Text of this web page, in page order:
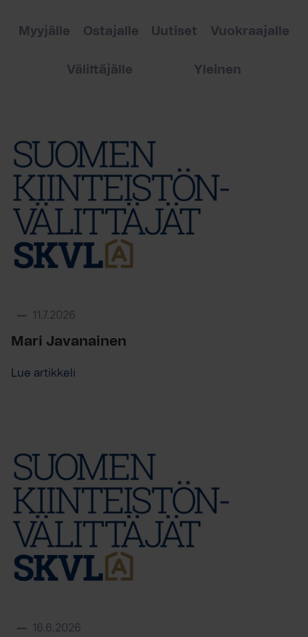
Myyjälle Ostajalle Uutiset Vuokraajalle
Välittäjälle Yleinen
11.7.2026
Mari Javanainen
Lue artikkeli
16.6.2026